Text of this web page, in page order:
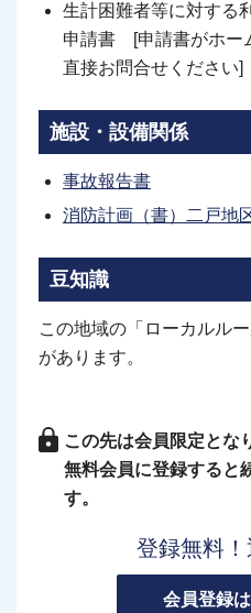
生計困難者等に対する
申請書 [申請書がホー
直接お問合せください]
施設・設備関係
事故報告書
消防計画（書）二戸地
豆知識
この地域の「ローカルル
があります。
この先は会員限定とな
無料会員に登録すると
す。
登録無料！
会員登録